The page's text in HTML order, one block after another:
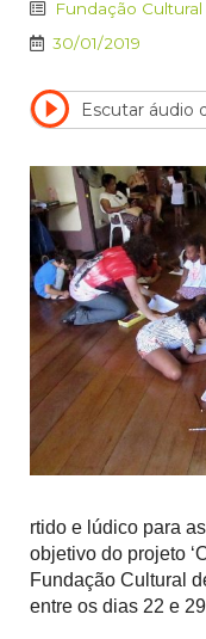
Fundação
30/01/2019
Escutar áudio
rtido e lúdico para
objetivo do projeto
Fundação Cultural
entre os dias 22 e